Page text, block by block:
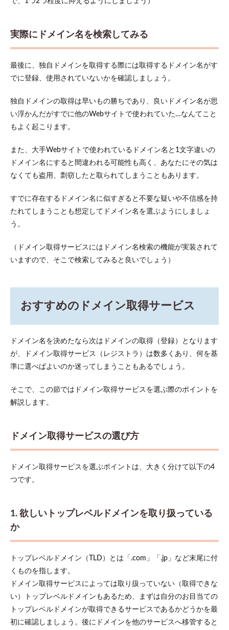
実際にドメイン名を検索してみる
最後に、独自ドメインを取得する際には取得するドメイン名がす
でに登録、使用されていないかを確認しましょう。
独自ドメインの取得は早いもの勝ちであり、良いドメイン名が思
い浮かんだがすでに他のWebサイトで使われていた…なんてこと
もよく起こります。
また、大手Webサイトで使われているドメイン名と1文字違いの
ドメイン名にすると間違われる可能性も高く、あなたにその気は
なくても盗用、剽窃したと取られてしまうこともあります。
すでに存在するドメイン名に似すぎると不要な疑いや不信感を持
たれてしまうことも想定してドメイン名を選ぶようにしましょ
う。
（ドメイン取得サービスにはドメイン名検索の機能が実装されて
いますので、そこで検索してみると良いでしょう）
おすすめのドメイン取得サービス
ドメイン名を決めたなら次はドメインの取得（登録）となります
が、ドメイン取得サービス（レジストラ）は数多くあり、何を基
準に選べばよいのか迷ってしまうこともあるでしょう。
そこで、この節ではドメイン取得サービスを選ぶ際のポイントを
解説します。
ドメイン取得サービスの選び方
ドメイン取得サービスを選ぶポイントは、大きく分けて以下の4
つです。
1. 欲しいトップレベルドメインを取り扱っている
か
トップレベルドメイン（TLD）とは「.com」「.jp」など末尾に付
くものを指します。
ドメイン取得サービスによっては取り扱っていない（取得できな
い）トップレベルドメインもあるため、まずは自分のお目当ての
トップレベルドメインが取得できるサービスであるかどうかを最
初に確認しましょう。後にドメインを他のサービスへ移管すると